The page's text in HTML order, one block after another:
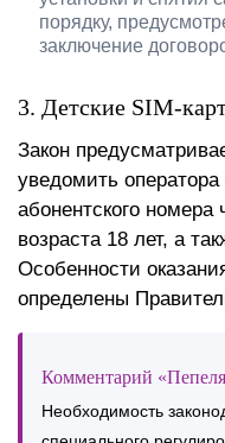
порядку,
заключение
3. Детские SIM-
Закон
уведомить
абонентского
возраста 18 лет, а
Особенности
определены
Комментарий
Необходимость